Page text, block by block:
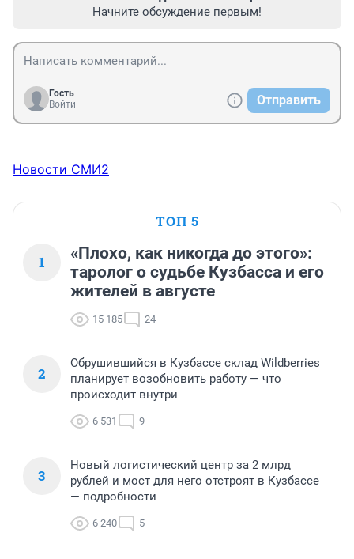
Начните обсуждение первым!
Гость
Войти
Отправить
Новости СМИ2
ТОП 5
1
«Плохо, как никогда до этого»:
таролог о судьбе Кузбасса и его
жителей в августе
15 185 24
2
Обрушившийся в Кузбассе склад Wildberries
планирует возобновить работу — что
происходит внутри
6 531 9
3
Новый логистический центр за 2 млрд
рублей и мост для него отстроят в Кузбассе
— подробности
6 240 5